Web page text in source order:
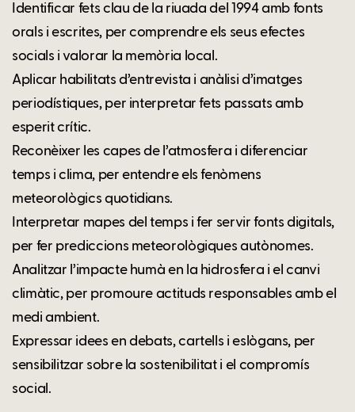
Identificar fets clau de la riuada del 1994 amb fonts
orals i escrites, per comprendre els seus efectes
socials i valorar la memòria local.
Aplicar habilitats d’entrevista i anàlisi d’imatges
periodístiques, per interpretar fets passats amb
esperit crític.
Reconèixer les capes de l’atmosfera i diferenciar
temps i clima, per entendre els fenòmens
meteorològics quotidians.
Interpretar mapes del temps i fer servir fonts digitals,
per fer prediccions meteorològiques autònomes.
Analitzar l’impacte humà en la hidrosfera i el canvi
climàtic, per promoure actituds responsables amb el
medi ambient.
Expressar idees en debats, cartells i eslògans, per
sensibilitzar sobre la sostenibilitat i el compromís
social.